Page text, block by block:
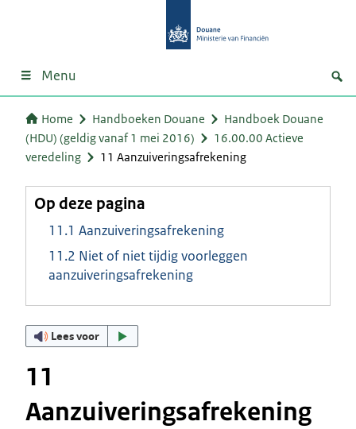
Menu
Home Handboeken Douane
Handboek Douane
(HDU) (geldig vanaf 1 mei 2016)
16.00.00 Actieve
veredeling
11 Aanzuiveringsafrekening
Op deze pagina
11.1 Aanzuiveringsafrekening
11.2 Niet of niet tijdig voorleggen
aanzuiveringsafrekening
Lees voor
11
Aanzuiveringsafrekening